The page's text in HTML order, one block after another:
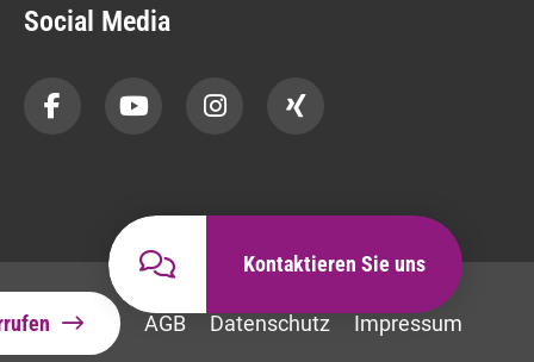
Social Media
Kontaktieren Sie uns
AGB Datenschutz Impressum